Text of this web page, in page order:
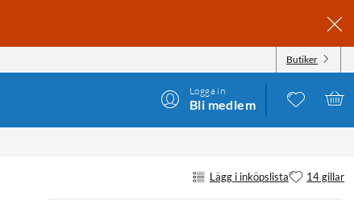
Butiker
Logga in
Bli medlem
Lägg i inköpslista 14 gillar